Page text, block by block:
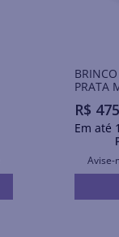
BRINCO
PRATA
R$ 475
Em até
Avise-